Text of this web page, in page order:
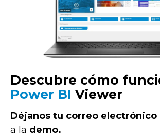
Descubre cómo
Power BI Viewer
Déjanos tu correo electrónico
a la demo.